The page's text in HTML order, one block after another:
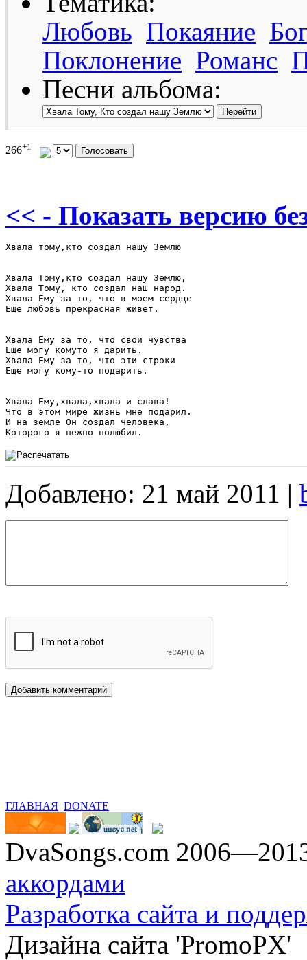
Любовь Покаяние
Поклонение Романс
Песни альбома:
266+1
<< - Показать версию
Хвала тому,кто создал нашу Землю
Хвала Тому,кто создал нашу Землю,
Хвала Тому, кто создал наш народ.
Хвала Ему за то, что в моем сердце
Еще любовь прекрасная живет.
Хвала Ему за то, что свои чувства
Еще могу комуто я дарить.
Хвала Ему за то, что эти строки
Еще могу кому-то подарить.
Хвала Ему,хвала,хвала и слава!
Что в этом мире жизнь мне подарил.
И на земле Он создал человека,
Добавлено: 21 май 2011 |
ГЛАВНАЯ DONATE
DvaSongs.com
аккордами
Разработка сайта и
Дизайна сайта 'PromoPX'